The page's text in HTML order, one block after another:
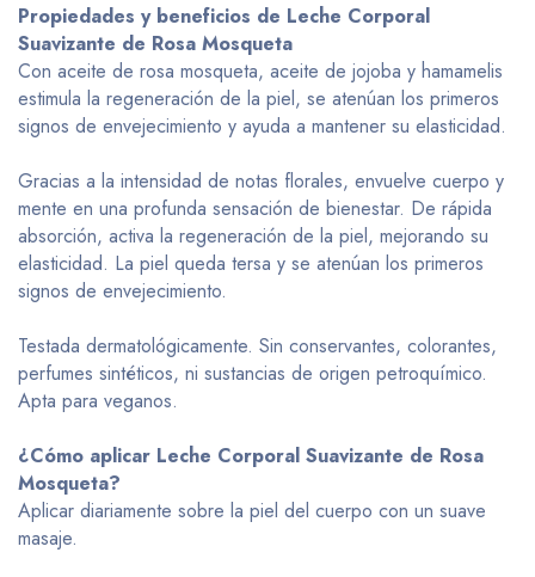
Propiedades y beneficios de Leche Corporal
Suavizante de Rosa Mosqueta
Con aceite de rosa mosqueta, aceite de jojoba y hamamelis
estimula la regeneración de la piel, se atenúan los primeros
signos de envejecimiento y ayuda a mantener su elasticidad.
Gracias a la intensidad de notas florales, envuelve cuerpo y
mente en una profunda sensación de bienestar. De rápida
absorción, activa la regeneración de la piel, mejorando su
elasticidad. La piel queda tersa y se atenúan los primeros
signos de envejecimiento.
Testada dermatológicamente. Sin conservantes, colorantes,
perfumes sintéticos, ni sustancias de origen petroquímico.
Apta para veganos.
¿Cómo aplicar Leche Corporal Suavizante de Rosa
Mosqueta?
Aplicar diariamente sobre la piel del cuerpo con un suave
masaje.